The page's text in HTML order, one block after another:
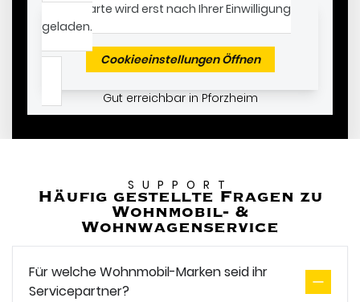
Die Karte wird erst nach Ihrer Einwilligung
geladen.
Cookieeinstellungen Öffnen
Gut erreichbar in Pforzheim
SUPPORT
Häufig gestellte Fragen zu
Wohnmobil- &
Wohnwagenservice
Für welche Wohnmobil-Marken seid ihr
Servicepartner?